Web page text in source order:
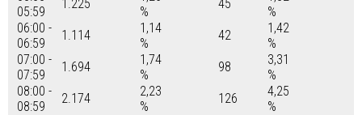
05:59
1.225
%
45
%
06:00 -
06:59
1.114
1,14
%
42
1,42
%
07:00 -
07:59
1.694
1,74
%
98
3,31
%
08:00 -
08:59
2.174
2,23
%
126
4,25
%